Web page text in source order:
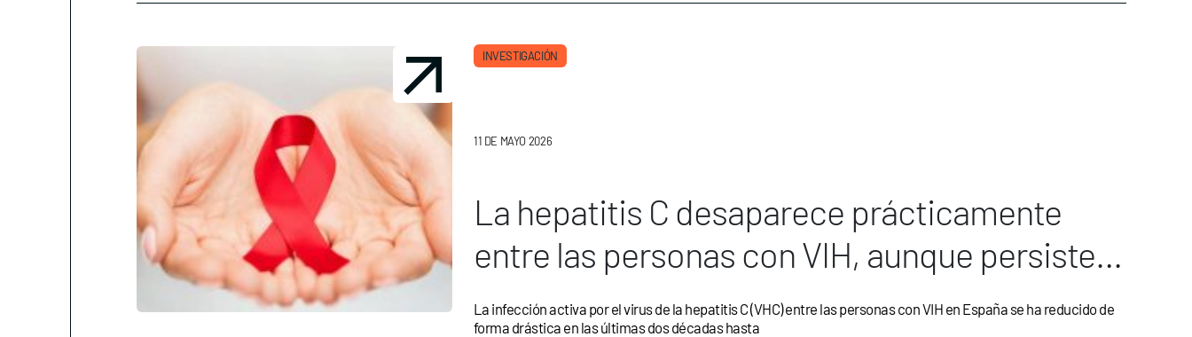
INVESTIGACIÓN
11 DE MAYO 2026
La hepatitis C desaparece prácticamente
entre las personas con VIH, aunque persisten
reinfecciones
La infección activa por el virus de la hepatitis C (VHC) entre las personas con VIH en España se ha reducido de
forma drástica en las últimas dos décadas hasta